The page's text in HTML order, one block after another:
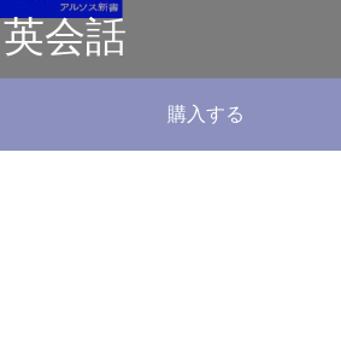
会話
購入する